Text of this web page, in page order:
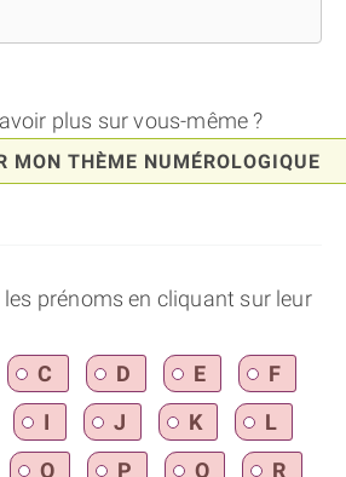
plus sur vous-même ?
MON THÈME NUMÉROLOGIQUE
prénoms en cliquant sur leur
C D E
F
I J K
L
O P Q
R